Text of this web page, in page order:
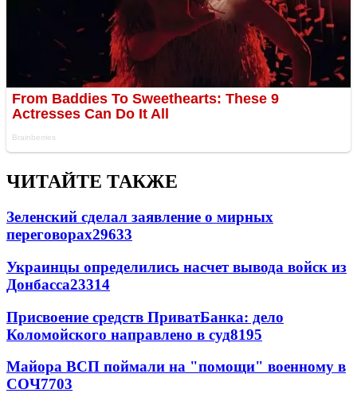
ЧИТАЙТЕ ТАКЖЕ
Зеленский сделал заявление о мирных
переговорах29633
Украинцы определились насчет вывода войск из
Донбасса23314
Присвоение средств ПриватБанка: дело
Коломойского направлено в суд8195
Майора ВСП поймали на "помощи" военному в
СОЧ7703